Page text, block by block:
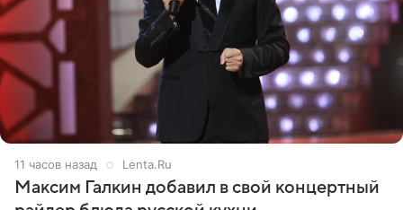
11 часов назад Lenta.Ru
Максим Галкин добавил в свой концертный